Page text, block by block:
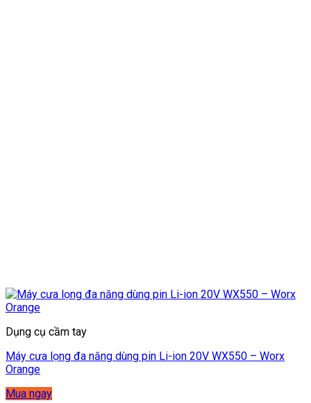
Dụng cụ cầm tay
Máy cưa lọng đa năng dùng pin Li-ion 20V WX550 – Worx
Orange
Mua ngay